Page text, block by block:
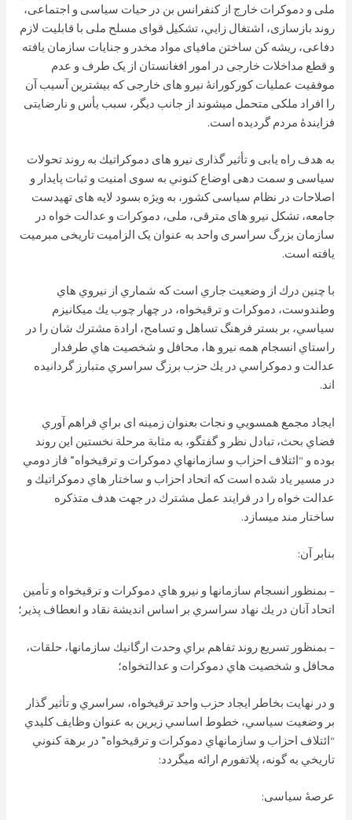
ملی و دموكرات خارج از کنفرانس بن در حیات سیاسی و اجتماعی،
روند بازسازی، اشتغال زايي، تشکیل قوای مسلح ملی با قابلیت لازم
دفاعی، ریشه کن ساختن مافیای مواد مخدر و جنایات سازمان یافته
و قطع مداخلات خارجی در امور افغانستان از یک طرف و عدم
موفقیت عملیات کورکورانۀ نیرو های خارجی که بیشترین آسیب آن
را افراد ملکی متحمل میشوند از جانب دیگر، سبب یأس و نارضایتی
فزایندۀ مردم گردیده است.
به هدف راه یابی و تأثیر گذاری نیرو های دموکراتيك به روند تحولات
سیاسی و سمت دهی اوضاع كنوني به سوی امنیت و ثبات پایدار و
اصلاحات در نظام سیاسی کشور، به ويژه بسود لایه های تهيدست
جامعه، تشکل نیرو های مترقی، ملی، دموکرات و عدالت خواه در
سازمان بزرگ سراسری واحد به عنوان یک الزامیت تاریخی مبرميت
يافته است.
با چنين درك از وضعيت جاري است كه شماري از نيروي هاي
وطندوست، دموكرات و ترقيخواه، در چهار چوب يك ميكانيزم
سياسي، بر بستر فرهنگ تساهل و تسامح، ارادة مشترك شان را در
راستاي انسجام همه نيرو ها، محافل و شخصيت هاي طرفدار
عدالت و دموكراسي در يك حزب برزگ سراسري متبارز گردانيده
اند.
ايجاد مجمع همسويي و نجات بعنوان زمينه ای براي فراهم آوري
فضاي بحث، تبادل نظر و گفتگو، به مثابة مرحلة نخستين اين روند
بوده و “ائتلاف احزاب و سازمانهاي دموكرات و ترقیخواه” فاز دومي
در مسير ياد شده است كه اتحاد احزاب و ساختار هاي دموكراتيك و
عدالت خواه را در فرايند عمل مشترك در جهت هدف متذكره
ساختار مند ميسازد.
بنابر آن:
– بمنظور انسجام سازمانها و نيرو هاي دموكرات و ترقيخواه و تأمين
اتحاد آنان در يك نهاد سراسري بر اساس انديشة نقاد و انعطاف پذير؛
– بمنظور تسريع روند تفاهم براي وحدت ارگانيك سازمانها، حلقات،
محافل و شخصيت هاي دموكرات و عدالتخواه؛
و در نهايت بخاطر ايجاد حزب واحد ترقيخواه، سراسري و تأثير گذار
بر وضعيت سياسي، خطوط اساسي زيرين به عنوان وظايف كليدي
“ائتلاف احزاب و سازمانهاي دموكرات و ترقیخواه” در برهة كنوني
تاريخي به گونه، پلاتفورم ارائه ميگردد:
عرصۀ سیاسی: